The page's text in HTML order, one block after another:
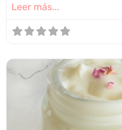
Leer más...